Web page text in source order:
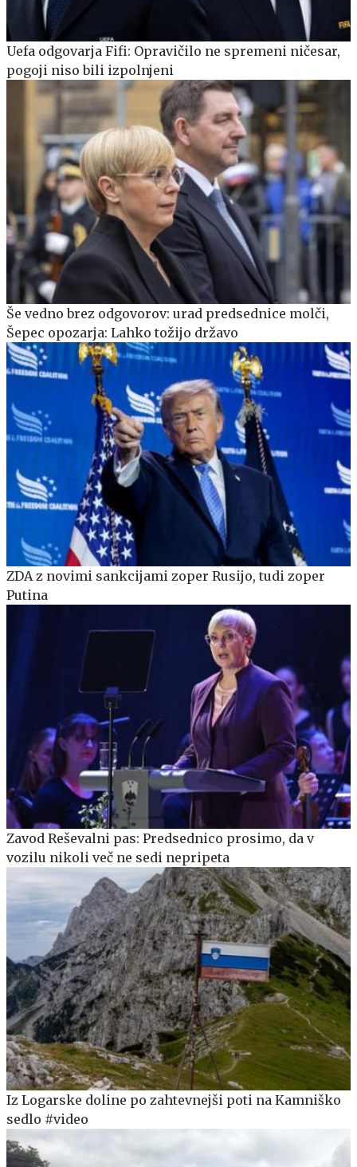
Uefa odgovarja Fifi: Opravičilo ne spremeni ničesar,
pogoji niso bili izpolnjeni
Še vedno brez odgovorov: urad predsednice molči,
Šepec opozarja: Lahko tožijo državo
ZDA z novimi sankcijami zoper Rusijo, tudi zoper
Putina
Zavod Reševalni pas: Predsednico prosimo, da v
vozilu nikoli več ne sedi nepripeta
Iz Logarske doline po zahtevnejši poti na Kamniško
sedlo #video